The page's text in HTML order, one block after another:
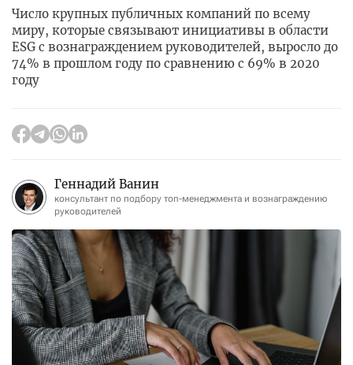
Число крупных публичных компаний по всему
миру, которые связывают инициативы в области
ESG с вознаграждением руководителей, выросло до
74% в прошлом году по сравнению с 69% в 2020
году
Геннадий Ванин
консультант по подбору топ-менеджмента и вознаграждению
руководителей